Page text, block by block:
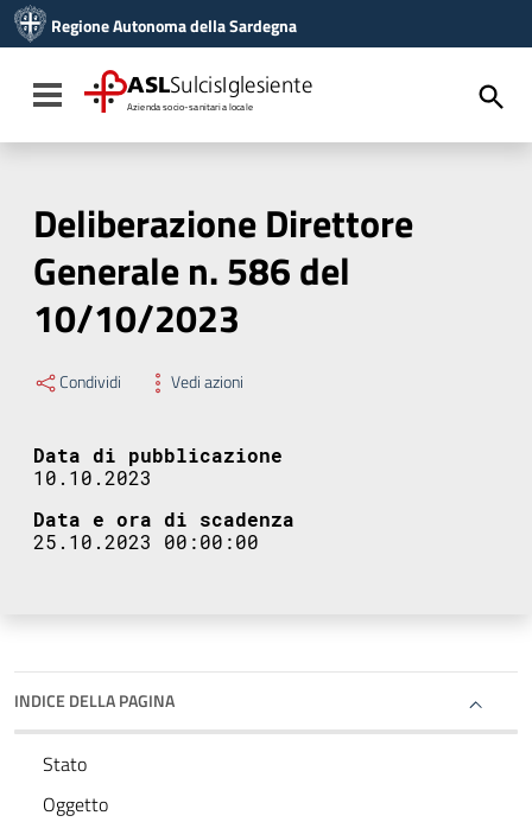
Vai al menu di navigazione
Vai al footer
Regione Autonoma della Sardegna
Toggle navigation
ASLSulcisIglesiente
Azienda socio-sanitaria locale
Deliberazione Direttore
Generale n. 586 del
10/10/2023
Condividi Vedi azioni
Data di pubblicazione
10.10.2023
Data e ora di scadenza
25.10.2023 00:00:00
INDICE DELLA PAGINA
Stato
Oggetto